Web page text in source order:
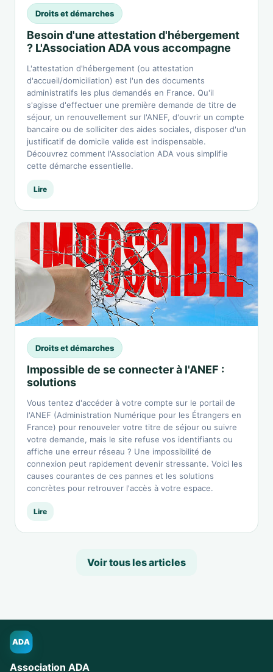
Droits et démarches
Besoin d'une attestation d'hébergement
? L'Association ADA vous accompagne
L'attestation d'hébergement (ou attestation
d'accueil/domiciliation) est l'un des documents
administratifs les plus demandés en France. Qu'il
s'agisse d'effectuer une première demande de titre de
séjour, un renouvellement sur l'ANEF, d'ouvrir un compte
bancaire ou de solliciter des aides sociales, disposer d'un
justificatif de domicile valide est indispensable.
Découvrez comment l'Association ADA vous simplifie
cette démarche essentielle.
Lire
Droits et démarches
Impossible de se connecter à l'ANEF :
solutions
Vous tentez d'accéder à votre compte sur le portail de
l'ANEF (Administration Numérique pour les Étrangers en
France) pour renouveler votre titre de séjour ou suivre
votre demande, mais le site refuse vos identifiants ou
affiche une erreur réseau ? Une impossibilité de
connexion peut rapidement devenir stressante. Voici les
causes courantes de ces pannes et les solutions
concrètes pour retrouver l'accès à votre espace.
Lire
Voir tous les articles
ADA
Association ADA